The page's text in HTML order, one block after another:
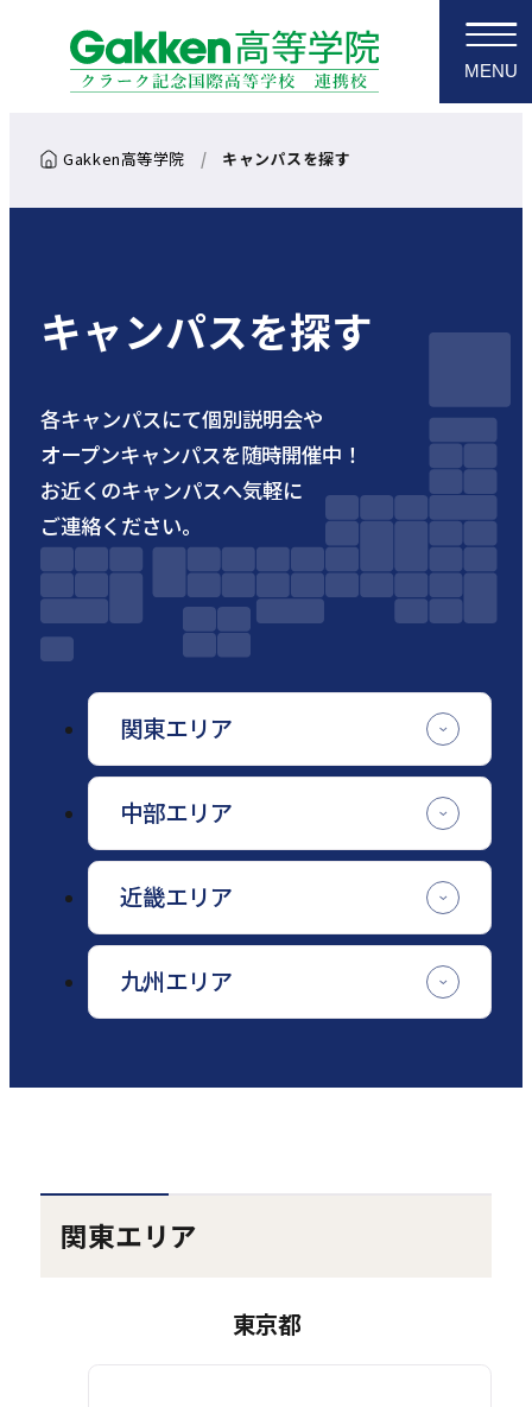
MENU
キャンパスを探す
キャンパスを探す
各キャンパスにて個別説明会や
オープンキャンパスを随時開催中！
お近くのキャンパスへ気軽に
ご連絡ください。
関東エリア
中部エリア
近畿エリア
九州エリア
関東エリア
東京都